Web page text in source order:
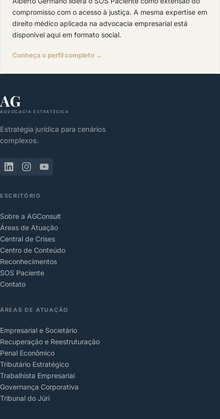
compromisso com o acesso à justiça. A mesma expertise em
direito médico aplicada na advocacia empresarial está
disponível aqui em formato social.
Conheça o perfil completo →
AG
ADVOCACIA ESTRATÉGICA
Estratégia jurídica para cenários
complexos.
ESCRITÓRIO
Sobre a AGConsult
Áreas de Atuação
Central de Crises
Centro de Conteúdo
Reconhecimentos
SOS Paciente
Contato
ÁREAS DE ATUAÇÃO
Empresarial e Societário
Recuperação e Reestruturação
Penal Econômico
Tributário Estratégico
Trabalhista Empresarial
Governança Corporativa
Tribunal do Júri